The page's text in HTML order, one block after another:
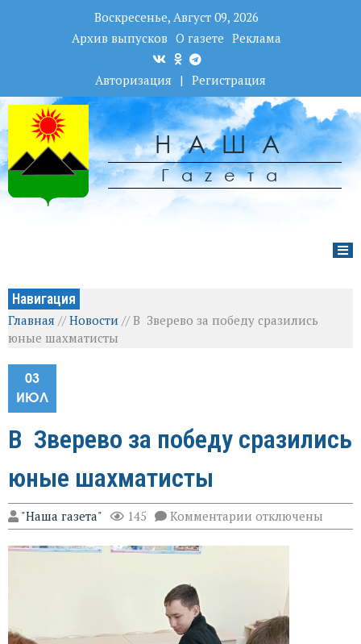
Воскресенье, Август 09, 2026
Архив выпусков О газете Реклама
Авторизация | Регистрация
НАША
Гаzета
Навигация
Главная //Новости //В Зверево за победу сразились
юные шахматисты
03
ИЮЛ
В Зверево за победу сразились
юные шахматисты
"Наша газета" 145 Комментарии к
записи
В
победу
сразились
юные
шахматисты
отключены